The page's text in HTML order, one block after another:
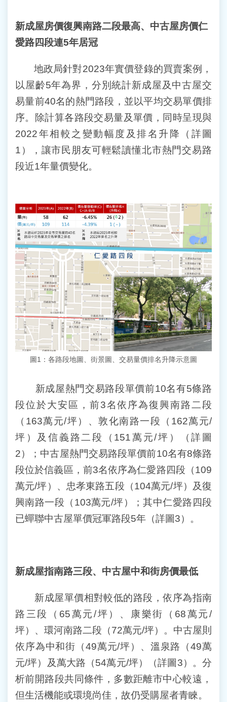
新成屋房價復興南路二段最高、中古屋房價仁
愛路四段連5年居冠
地政局針對2023年實價登錄的買賣案例，
以屋齡5年為界，分別統計新成屋及中古屋交
易量前40名的熱門路段，並以平均交易單價排
序。除計算各路段交易量及單價，同時呈現與
2022年相較之變動幅度及排名升降（詳圖
1），讓市民朋友可輕鬆讀懂北市熱門交易路
段近1年量價變化。
圖1：各路段地圖、街景圖、交易量價排名升降示意圖
新成屋熱門交易路段單價前10名有5條路
段位於大安區，前3名依序為復興南路二段
（163萬元/坪）、敦化南路一段（162萬元/
坪）及信義路二段（151萬元/坪）（詳圖
2）；中古屋熱門交易路段單價前10名有8條路
段位於信義區，前3名依序為仁愛路四段（109
萬元/坪）、忠孝東路五段（104萬元/坪）及復
興南路一段（103萬元/坪）；其中仁愛路四段
已蟬聯中古屋單價冠軍路段5年（詳圖3）。
新成屋指南路三段、 中古屋中和街房價最低
新成屋單價相對較低的路段，依序為指南
路三段（65萬元/坪）、康樂街（68萬元/
坪）、環河南路二段（72萬元/坪）。中古屋則
依序為中和街（49萬元/坪）、溫泉路（49萬
元/坪）及萬大路（54萬元/坪）（詳圖3）。分
析前開路段共同條件，多數距離市中心較遠，
但生活機能或環境尚佳，故仍受購屋者青睞。